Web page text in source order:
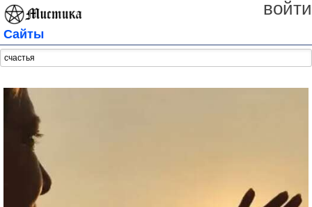
войти
Сайты